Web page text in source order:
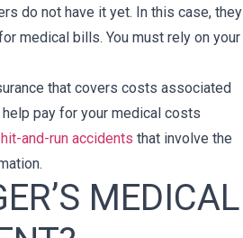
do not have it yet. In this case, they
medical bills. You must rely on your
that covers costs associated
pay for your medical costs
hit-and-run accidents that involve the
MEDICAL